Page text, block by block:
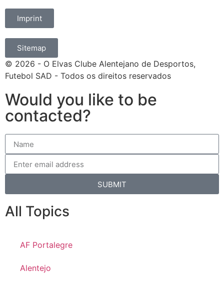
Imprint
Sitemap
© 2026 - O Elvas Clube Alentejano de Desportos,
Futebol SAD - Todos os direitos reservados
Would you like to be
contacted?
SUBMIT
All Topics
AF Portalegre
Alentejo